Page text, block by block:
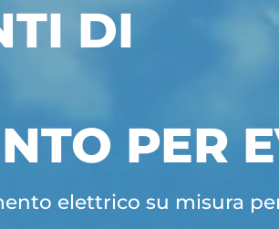
DI
PER
elettrico su misura